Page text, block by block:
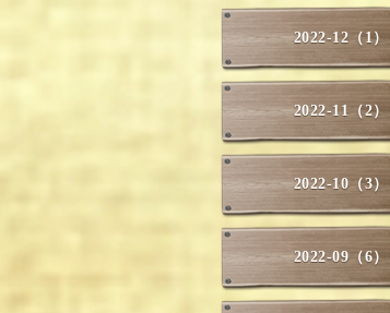
2022-12（1）
2022-11（2）
2022-10（3）
2022-09（6）